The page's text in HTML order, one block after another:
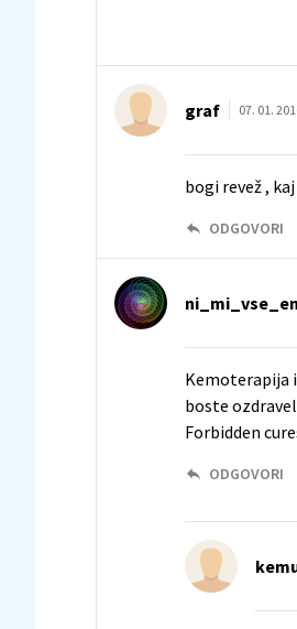
graf 07. 01.
bogi revež ,
ODGOVORI
Kemoterapija
boste
Forbidden
ODGOVORI